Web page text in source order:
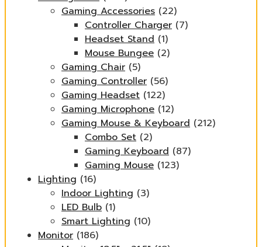
Gaming Accessories (22)
Controller Charger (7)
Headset Stand (1)
Mouse Bungee (2)
Gaming Chair (5)
Gaming Controller (56)
Gaming Headset (122)
Gaming Microphone (12)
Gaming Mouse & Keyboard (212)
Combo Set (2)
Gaming Keyboard (87)
Gaming Mouse (123)
Lighting (16)
Indoor Lighting (3)
LED Bulb (1)
Smart Lighting (10)
Monitor (186)